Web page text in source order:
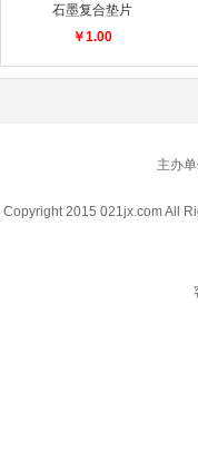
石墨复合垫片
￥1.00
主办
Copyright 2015 021jx.com All